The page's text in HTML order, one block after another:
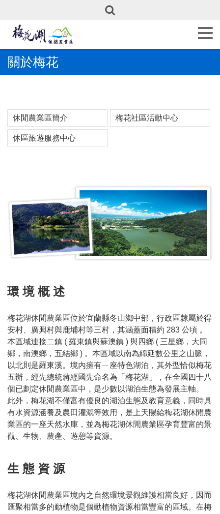
訊
關
於
產
業
介
程
梅
花
風
光
梅
花
產
建
議
行
程
English
關於梅花
休閒農業區簡介 梅花社區活動中心
休區旅遊服務中心
環 境 概 述
梅花湖休閒農業區位於宜蘭縣冬山鄉中部，行政區隸屬於得
安村、廣興村與鹿埔村等三村，其涵蓋面積約 283 公頃 。
本區域連接二鎮 ( 羅東鎮與蘇澳鎮 ) 與四鄉 ( 三星鄉，大同
鄉，南澳鄉，五結鄉 ) 。本區域以南為綿延數公里之山脈，
以北則是羅東溪。境內擁有ㄧ座特色湖泊，其外型恰似梅花
五辦，經先總統蔣經國先命名為「梅花湖」，在全國四十八
個已劃定休閒農業區中，是少數以湖泊生態為發展主軸。
此外，梅花湖不僅富有優良的湖泊生態及教育意義，同時具
有水資源涵養及農田灌溉等效用，是上天賜給梅花湖休閒農
業區的一座天然水庫，並為梅花湖休閒農業區孕育豐富的景
觀、生物、農產、遊憩等資源。
生 態 資 源
梅花湖休閒農業區境內之自然環境景觀維護相當良好，因而
匯聚相當多的動植物是個動植物資源相當豐富的區域。在梅